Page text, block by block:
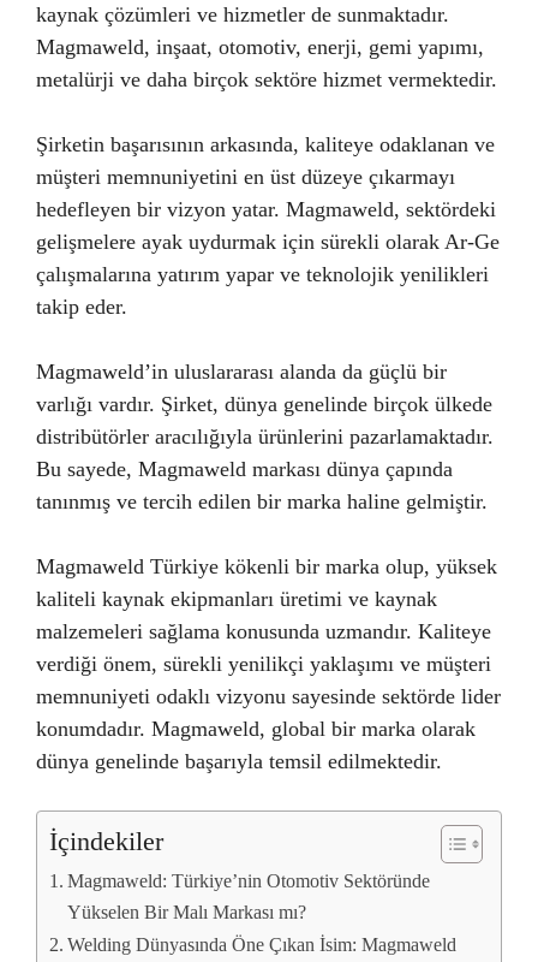
kaynak çözümleri ve hizmetler de sunmaktadır.
Magmaweld, inşaat, otomotiv, enerji, gemi yapımı,
metalürji ve daha birçok sektöre hizmet vermektedir.
Şirketin başarısının arkasında, kaliteye odaklanan ve
müşteri memnuniyetini en üst düzeye çıkarmayı
hedefleyen bir vizyon yatar. Magmaweld, sektördeki
gelişmelere ayak uydurmak için sürekli olarak Ar-Ge
çalışmalarına yatırım yapar ve teknolojik yenilikleri
takip eder.
Magmaweld’in uluslararası alanda da güçlü bir
varlığı vardır. Şirket, dünya genelinde birçok ülkede
distribütörler aracılığıyla ürünlerini pazarlamaktadır.
Bu sayede, Magmaweld markası dünya çapında
tanınmış ve tercih edilen bir marka haline gelmiştir.
Magmaweld Türkiye kökenli bir marka olup, yüksek
kaliteli kaynak ekipmanları üretimi ve kaynak
malzemeleri sağlama konusunda uzmandır. Kaliteye
verdiği önem, sürekli yenilikçi yaklaşımı ve müşteri
memnuniyeti odaklı vizyonu sayesinde sektörde lider
konumdadır. Magmaweld, global bir marka olarak
dünya genelinde başarıyla temsil edilmektedir.
İçindekiler
Magmaweld: Türkiye’nin Otomotiv Sektöründe
Yükselen Bir Malı Markası mı?
Welding Dünyasında Öne Çıkan İsim: Magmaweld